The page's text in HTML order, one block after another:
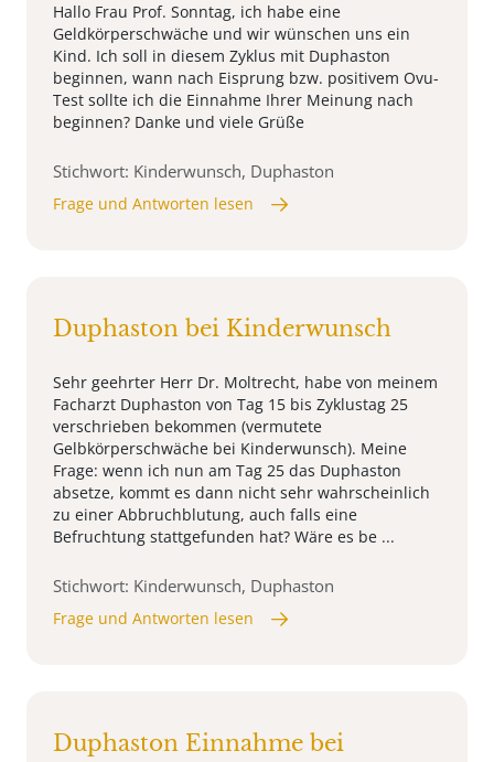
Hallo Frau Prof. Sonntag, ich habe eine
Geldkörperschwäche und wir wünschen uns ein
Kind. Ich soll in diesem Zyklus mit Duphaston
beginnen, wann nach Eisprung bzw. positivem Ovu-
Test sollte ich die Einnahme Ihrer Meinung nach
beginnen? Danke und viele Grüße
Stichwort: Kinderwunsch, Duphaston
Frage und Antworten lesen
Duphaston bei Kinderwunsch
Sehr geehrter Herr Dr. Moltrecht, habe von meinem
Facharzt Duphaston von Tag 15 bis Zyklustag 25
verschrieben bekommen (vermutete
Gelbkörperschwäche bei Kinderwunsch). Meine
Frage: wenn ich nun am Tag 25 das Duphaston
absetze, kommt es dann nicht sehr wahrscheinlich
zu einer Abbruchblutung, auch falls eine
Befruchtung stattgefunden hat? Wäre es be ...
Stichwort: Kinderwunsch, Duphaston
Frage und Antworten lesen
Duphaston Einnahme bei